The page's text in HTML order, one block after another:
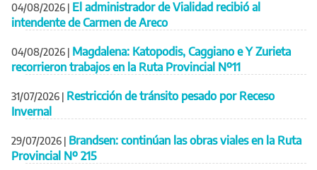
04/08/2026 | El administrador de Vialidad recibió al
intendente de Carmen de Areco
04/08/2026 | Magdalena: Katopodis, Caggiano e Y Zurieta
recorrieron trabajos en la Ruta Provincial Nº11
31/07/2026 | Restricción de tránsito pesado por Receso
Invernal
29/07/2026 | Brandsen: continúan las obras viales en la Ruta
Provincial Nº 215